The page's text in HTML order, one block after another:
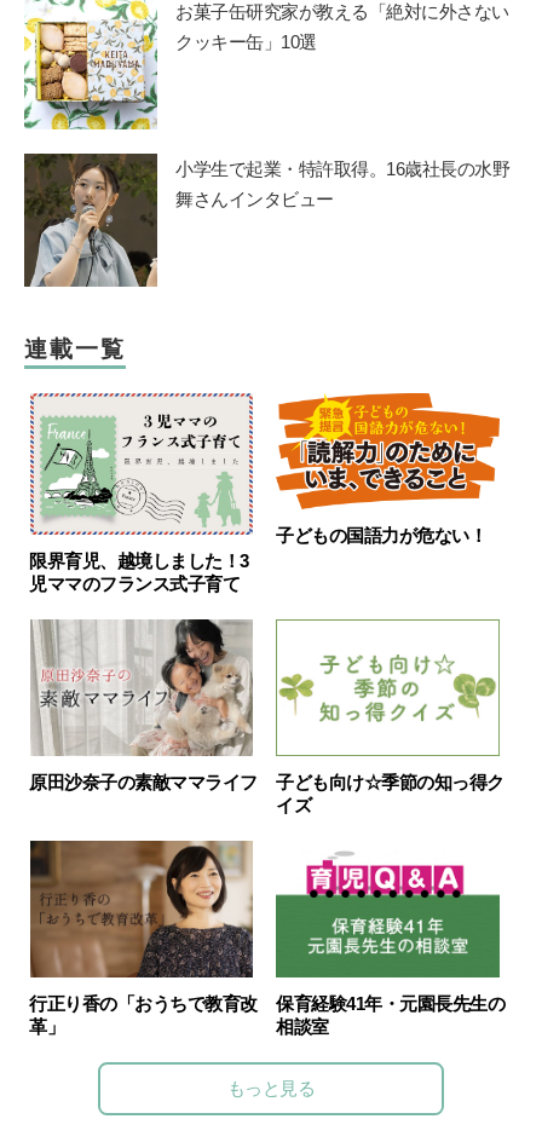
お菓子缶研究家が教える「絶対に外さない
クッキー缶」10選
小学生で起業・特許取得。16歳社長の水野
舞さんインタビュー
連載一覧
限界育児、越境しました！3
児ママのフランス式子育て
子どもの国語力が危ない！
原田沙奈子の素敵ママライフ
子ども向け☆季節の知っ得ク
イズ
行正り香の「おうちで教育改
革」
保育経験41年・元園長先生の
相談室
もっと見る